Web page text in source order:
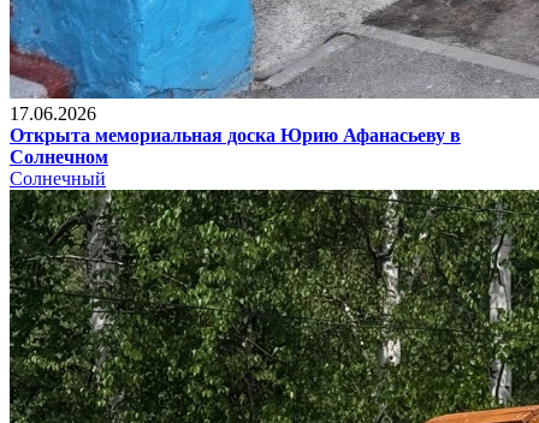
17.06.2026
Открыта мемориальная доска Юрию Афанасьеву в
Солнечном
Солнечный